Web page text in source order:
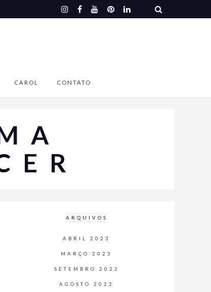
CAROL CONTATO
ARQUIVOS
ABRIL 2023
MARÇO 2023
SETEMBRO 2022
AGOSTO 2022